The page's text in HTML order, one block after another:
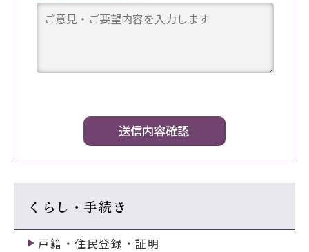
くらし・手続き
戸籍・住民登録・証明